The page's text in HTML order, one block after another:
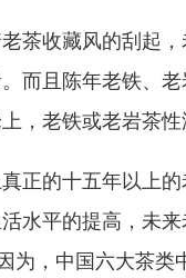
收藏风的刮起，
而且陈年老铁、
，老铁或老岩茶
的十五年以上的
水平的提高，未
为，中国六大茶